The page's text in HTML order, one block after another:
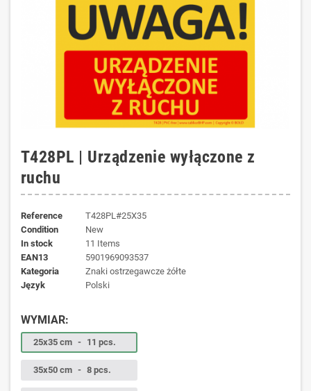
T428PL | Urządzenie wyłączone z
ruchu
Reference
T428PL#25X35
Condition
New
In stock
11 Items
EAN13
5901969093537
kategoria
Znaki ostrzegawcze żółte
język
Polski
WYMIAR:
25x35 cm - 11 pcs.
35x50 cm - 8 pcs.